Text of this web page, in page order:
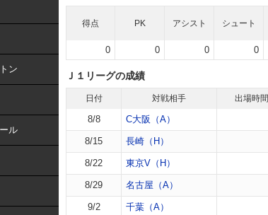
ン
ル
得点 PK アシスト シュート
0 0 0 0
Ｊ１リーグの成績
日付 対戦相手 出場時間
8/8 C大阪（A）
8/15 長崎（H）
8/22 東京V（H）
8/29 名古屋（A）
9/2 千葉（A）